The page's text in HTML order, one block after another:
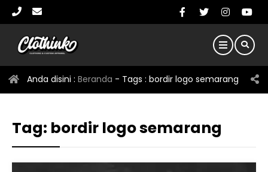
Anda disini : Beranda - Tags : bordir logo semarang
Tag: bordir logo semarang